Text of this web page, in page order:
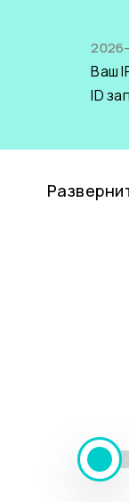
Ваш
ID